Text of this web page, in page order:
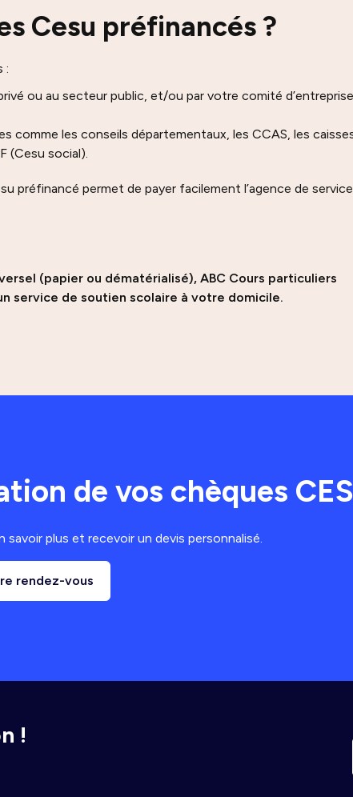
Cesu préfinancés ?
:
ou au secteur public, et/ou par votre comité d’entreprise
comme les conseils départementaux, les CCAS, les
(Cesu social).
préfinancé permet de payer facilement l’agence de
(papier ou dématérialisé), ABC Cours particuliers
service de soutien scolaire à votre domicile.
de vos chèques
plus et recevoir un devis personnalisé.
rendez-vous
!